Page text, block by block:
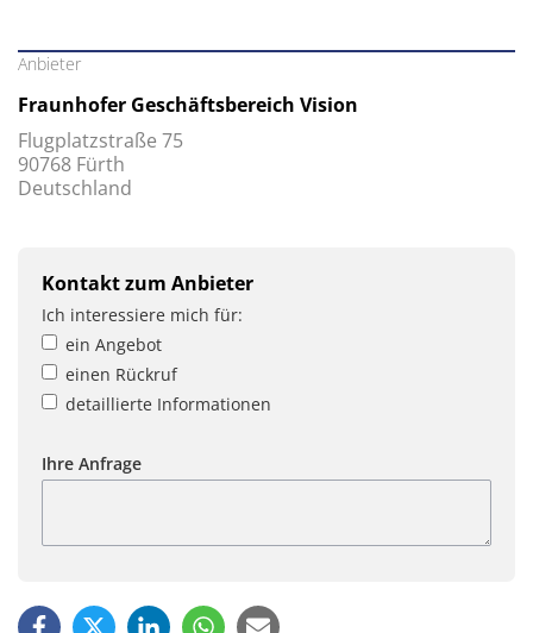
Anbieter
Fraunhofer Geschäftsbereich Vision
Flugplatzstraße 75
90768 Fürth
Deutschland
Kontakt zum Anbieter
Ich interessiere mich für:
ein Angebot
einen Rückruf
detaillierte Informationen
Ihre Anfrage